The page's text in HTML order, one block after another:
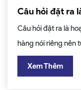
Câu hỏi đặt ra
hay giao hàng
ngoài?
Câu hỏi đặt ra là
hàng nói riêng nên
Xem Thêm